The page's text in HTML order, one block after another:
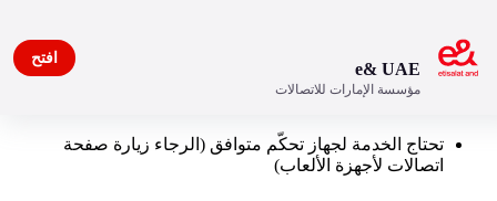
eLife TV Gaming Premium
تحتاج الخدمة لجهاز تحكّم متوافق (الرجاء زيارة صفحة
اتصالات لأجهزة الألعاب)
e& UAE
مؤسسة الإمارات للاتصالات
افتح